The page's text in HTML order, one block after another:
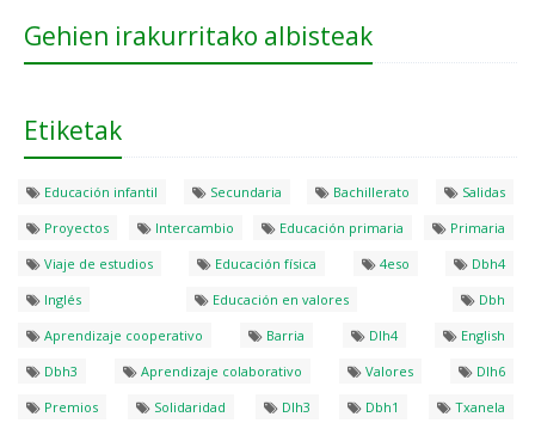
Gehien irakurritako albisteak
Etiketak
Educación infantil Secundaria Bachillerato
Salidas
Proyectos
Intercambio Educación primaria
Primaria
Viaje de estudios
Educación física 4eso
Dbh4
Inglés
Educación en valores
Dbh
Aprendizaje cooperativo
Barria Dlh4
English
Dbh3
Aprendizaje colaborativo Valores
Dlh6
Premios
Solidaridad Dlh3 Dbh1
Txanela